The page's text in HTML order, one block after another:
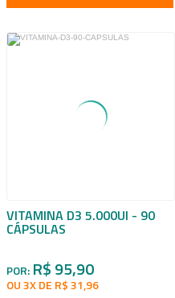
VITAMINA D3 5.000UI - 90
CÁPSULAS
POR: R$ 95,90
OU 3X DE R$ 31,96